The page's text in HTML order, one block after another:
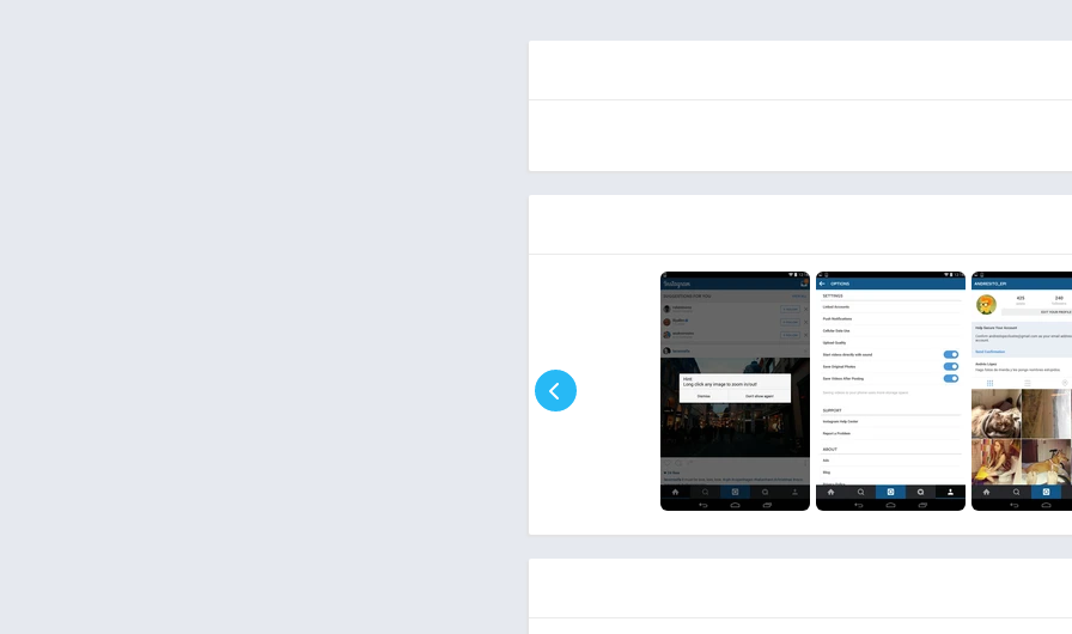
هذه الحالة صورة او فيديو بإمكانك حفظها وتنزبلها بكل سهولة، يوجد الكثير أيضاً من المميزات المتواجد داخل Instagram
الهواتف سواء كان ايفون أو اندرويد فلا يقتصر استخدامه على
ومن خلال رابط مباشر خاص بلايفون ورابط مباشر أيضاً خاص
بأنه يصبح من أفضل البدائل للانستجرام بشكل عام وهذا
الرسمي للانستجرام.
ولكن يلزم تنزيل محاكي أولاً على جهاز الكمبيوتر وبعد ذلك تقوم
سهولة من خلال جهاز الكمبيوتر الخاص بك، كما أنه من التطبيقات
التطبيق على هاتفك أو على جهاز الكمبيوتر الخاص بك وهذا غير
تطبيق الانستجرام الأصلي.
التطبيق المعدل للانستجرام الذي جذب عدد كبير من
التعليقات لاي شخص سواء من الاصدقاء أو غيره يمكنك عمل كوبي